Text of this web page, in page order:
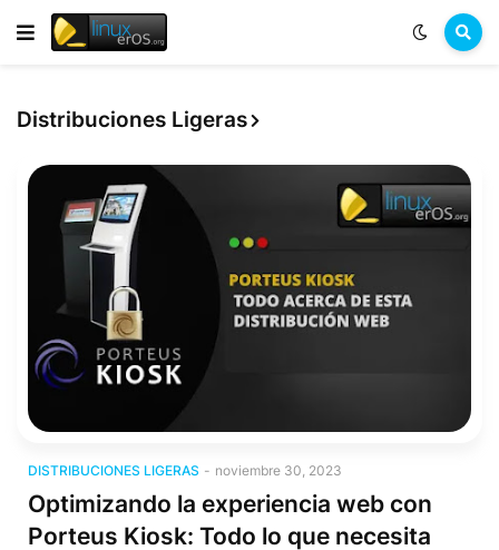
Distribuciones Ligeras
DISTRIBUCIONES LIGERAS - noviembre 30, 2023
Optimizando la experiencia web con
Porteus Kiosk: Todo lo que necesita